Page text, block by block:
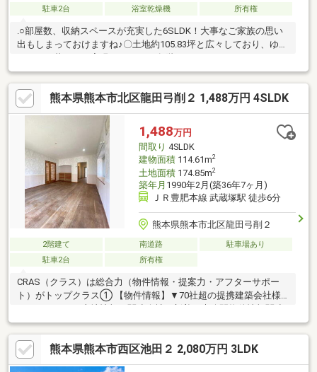
駐車2台
浴室乾燥機 所有権
.○部屋数、収納スペースが充実した6SLDK！大事なご家族の思い
出もしまっておけますね♪〇土地約105.83坪と広々しており、ゆと
が設置されているため階段の上り下りが少なく済みます♪○閑静な
住宅街！小学校徒歩約14分で、子育て世帯にもやさしい住環境で
す！○縁側・ベランダ付き♪お部屋に採光や風を運んでくれます♪○
最寄り駅まで徒歩約6分と交通の便もよく、通学や通勤に便利♪街
までのアクセスも良好です♪○都市ガスのため月々のコストも抑え
られますね♪○リフォームや資金計画等のご相談も承っておりま
す！お気軽にお問い合わせください♪
熊本県熊本市北区龍田弓削２ 1,488万円 4SLDK
1,488万円
間取り 4SLDK
建物面積114.61m2
土地面積174.85m2
築年月 1990年2月(築36年7ヶ月)
ＪＲ豊肥本線 武蔵塚駅 徒歩6分
熊本県熊本市北区龍田弓削２
2階建て 南道路
駐車場あり
駐車2台
所有権
CRAS（クラス）は総合力（物件情報・提案力・アフターサポー
ト）がトップクラス① 【物件情報】▼70社超の提携建築会社様
会社にグッドバイバイやいえコレ等② 【提案力】▼住宅ローン
提携金融機関が多数▼後悔しないためのライフプランシミュレー
ション家計の見直しのプロのFPが在籍③ 【アフターサポート】
▼税金面等のアドバイス資金贈与や住宅ローン控除等▼お引渡し
熊本県熊本市西区池田２ 2,080万円 3LDK